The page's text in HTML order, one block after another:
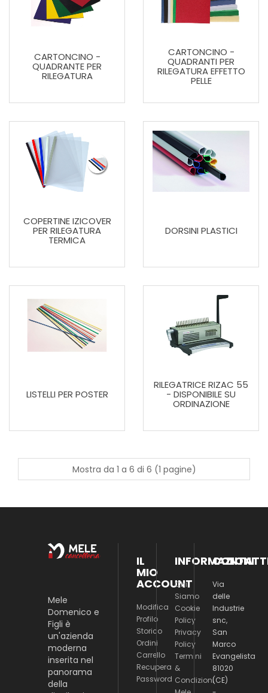
CARTONCINO -
QUADRANTE PER
RILEGATURA
CARTONCINO -
QUADRANTI PER
RILEGATURA EFFETTO
PELLE
COPERTINE IZICOVER
PER RILEGATURA
TERMICA
DORSINI PLASTICI
LISTELLI PER POSTER
RILEGATRICE RIZAC 55
- DISPONIBILE SU
ORDINAZIONE
Mostra da 1 a 6 di 6 (1 pagine)
Mele
Domenico e
Figli è
un'azienda
moderna
inserita nel
panorama
della
IL
MIO
ACCOUNT
Modifica
Profilo
Storico
Ordini
Carrello
Recupera
Password
INFORMAZIONI
Chi
Siamo
Cookie
Policy
Privacy
Policy
Termini
&
Condizioni
Via
delle
Industrie
snc,
San
Marco
Evangelista
81020
(CE)